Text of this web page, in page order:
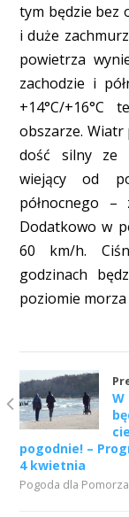
tym będzie bez
i duże
powietrza
zachodzie i
+14°C/+16°C
obszarze. Wiatr
dość silny ze
wiejący od
północnego –
Dodatkowo w
60 km/h.
godzinach
poziomie morza
W
pogodnie! –
4 kwietnia
Pogoda dla Pomorza